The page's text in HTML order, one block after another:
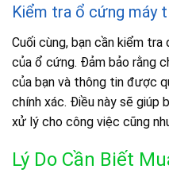
Kiểm tra ổ cứng máy
Cuối cùng, bạn cần kiểm
của ổ cứng. Đảm bảo rằng
của bạn và thông tin được
chính xác. Điều này sẽ giúp
xử lý cho công việc cũng
Lý Do Cần Biết